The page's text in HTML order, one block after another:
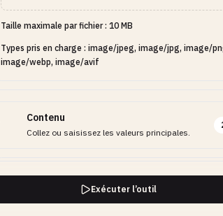
Taille maximale par fichier : 10 MB
Types pris en charge : image/jpeg, image/jpg, image/
image/webp, image/avif
Contenu
Collez ou saisissez les valeurs principales.
Texte de filigrane TEXT
Exécuter l’outil